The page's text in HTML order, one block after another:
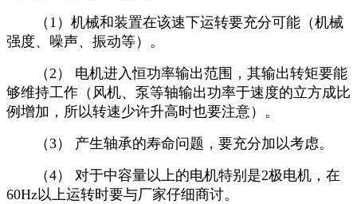
（1）机械和装置在该速下运转要充分可能（机械
强度、噪声、振动等）。
（2） 电机进入恒功率输出范围，其输出转矩要能
够维持工作（风机、泵等轴输出功率于速度的立方成比
例增加，所以转速少许升高时也要注意）。
（3） 产生轴承的寿命问题，要充分加以考虑。
（4） 对于中容量以上的电机特别是2极电机，在
60Hz以上运转时要与厂家仔细商讨。